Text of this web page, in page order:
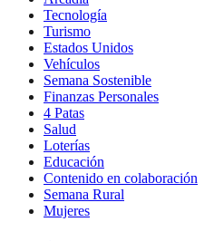
Tecnología
Turismo
Estados Unidos
Vehículos
Semana Sostenible
Finanzas Personales
4 Patas
Salud
Loterías
Educación
Contenido en colaboración
Semana Rural
Mujeres